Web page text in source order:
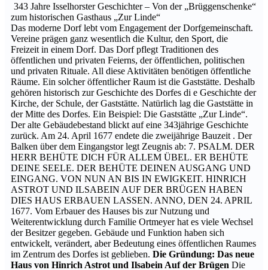
343 Jahre Isselhorster Geschichter – Von der „Brüggenschenke“
zum historischen Gasthaus „Zur Linde“
Das moderne Dorf lebt vom Engagement der Dorfgemeinschaft.
Vereine prägen ganz wesentlich die Kultur, den Sport, die
Freizeit in einem Dorf. Das Dorf pflegt Traditionen des
öffentlichen und privaten Feierns, der öffentlichen, politischen
und privaten Rituale. All diese Aktivitäten benötigen öffentliche
Räume. Ein solcher öffentlicher Raum ist die Gaststätte. Deshalb
gehören historisch zur Geschichte des Dorfes di e Geschichte der
Kirche, der Schule, der Gaststätte. Natürlich lag die Gaststätte in
der Mitte des Dorfes. Ein Beispiel: Die Gaststätte „Zur Linde“.
Der alte Gebäudebestand blickt auf eine 343jährige Geschichte
zurück. Am 24. April 1677 endete die zweijährige Bauzeit . Der
Balken über dem Eingangstor legt Zeugnis ab: 7. PSALM. DER
HERR BEHÜTE DICH FÜR ALLEM ÜBEL. ER BEHÜTE
DEINE SEELE. DER BEHÜTE DEINEN AUSGANG UND
EINGANG. VON NUN AN BIS IN EWIGKEIT. HINRICH
ASTROT UND ILSABEIN AUF DER BRÜGEN HABEN
DIES HAUS ERBAUEN LASSEN. ANNO, DEN 24. APRIL
1677. Vom Erbauer des Hauses bis zur Nutzung und
Weiterentwicklung durch Familie Ortmeyer hat es viele Wechsel
der Besitzer gegeben. Gebäude und Funktion haben sich
entwickelt, verändert, aber Bedeutung eines öffentlichen Raumes
im Zentrum des Dorfes ist geblieben. Die Gründung: Das neue
Haus von Hinrich Astrot und Ilsabein Auf der Brügen Die